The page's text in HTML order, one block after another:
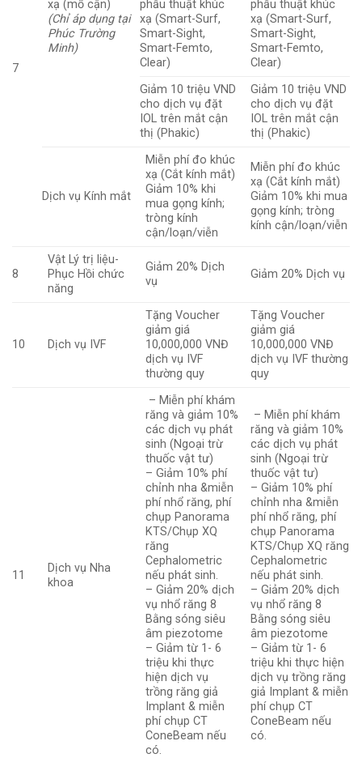
7
xạ (mổ cận)
(Chỉ áp dụng tại
Phúc Trường
Minh)
phẫu thuật khúc
xạ (Smart-Surf,
Smart-Sight,
Smart-Femto,
Clear)
phẫu thuật khúc
xạ (Smart-Surf,
Smart-Sight,
Smart-Femto,
Clear)
Giảm 10 triệu VND
cho dịch vụ đặt
IOL trên mắt cận
thị (Phakic)
Giảm 10 triệu VND
cho dịch vụ đặt
IOL trên mắt cận
thị (Phakic)
Dịch vụ Kính mắt
Miễn phí đo khúc
xạ (Cắt kính mắt)
Giảm 10% khi
mua gọng kính;
tròng kính
cận/loạn/viễn
Miễn phí đo khúc
xạ (Cắt kính mắt)
Giảm 10% khi mua
gọng kính; tròng
kính cận/loạn/viễn
8
Vật Lý trị liệu-
Phục Hồi chức
năng
Giảm 20% Dịch
vụ
Giảm 20% Dịch vụ
10 Dịch vụ IVF
Tặng Voucher
giảm giá
10,000,000 VNĐ
dịch vụ IVF
thường quy
Tặng Voucher
giảm giá
10,000,000 VNĐ
dịch vụ IVF thường
quy
11
Dịch vụ Nha
khoa
– Miễn phí khám
răng và giảm 10%
các dịch vụ phát
sinh (Ngoại trừ
thuốc vật tư)
– Giảm 10% phí
chỉnh nha &miễn
phí nhổ răng, phí
chụp Panorama
KTS/Chụp XQ
răng
Cephalometric
nếu phát sinh.
– Giảm 20% dịch
vụ nhổ răng 8
Bằng sóng siêu
âm piezotome
– Giảm từ 1- 6
triệu khi thực
hiện dịch vụ
trồng răng giả
Implant & miễn
phí chụp CT
ConeBeam nếu
có.
– Miễn phí khám
răng và giảm 10%
các dịch vụ phát
sinh (Ngoại trừ
thuốc vật tư)
– Giảm 10% phí
chỉnh nha &miễn
phí nhổ răng, phí
chụp Panorama
KTS/Chụp XQ răng
Cephalometric
nếu phát sinh.
– Giảm 20% dịch
vụ nhổ răng 8
Bằng sóng siêu
âm piezotome
– Giảm từ 1- 6
triệu khi thực hiện
dịch vụ trồng răng
giả Implant & miễn
phí chụp CT
ConeBeam nếu
có.